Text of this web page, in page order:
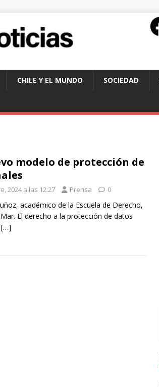
CHILE Y EL MUNDO SOCIEDAD
modelo de protección de
2024 a las 12:27 Prensa 0
académico de la Escuela de Derecho,
El derecho a la protección de datos
[…]